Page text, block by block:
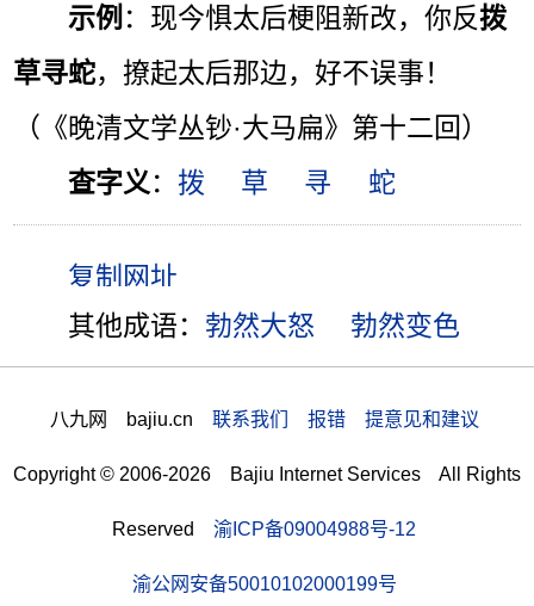
示例 ：现今惧太后梗阻新改，你反拨
草寻蛇，撩起太后那边，好不误事！
（《晚清文学丛钞·大马扁》第十二回）
查字义 ：拨 草 寻 蛇
其他成语： 勃然大怒 勃然变色
八九网 bajiu.cn 联系我们 报错 提意见和建议
Copyright © 2006-2026 Bajiu Internet Services All Rights
Reserved 渝ICP备09004988号-12
渝公网安备50010102000199号